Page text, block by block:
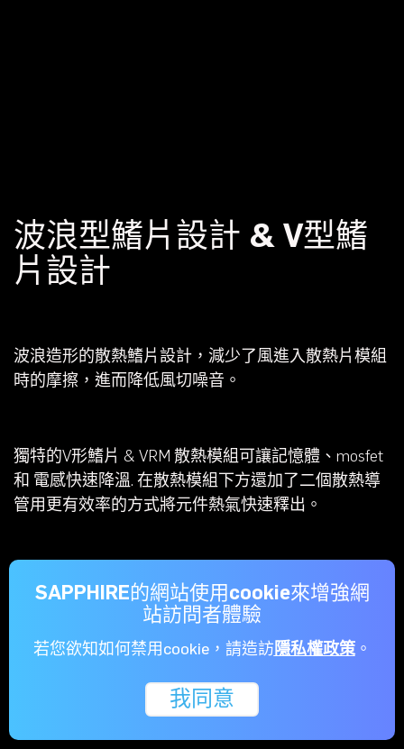
SAPPHIRE的網站使用cookie來增強網
站訪問者體驗
若您欲知如何禁用cookie，請造訪隱私權政策。
我同意
波浪型鰭片設計 & V型鰭
片設計
波浪造形的散熱鰭片設計，減少了風進入散熱片模組
時的摩擦，進而降低風切噪音。
獨特的V形鰭片 & VRM 散熱模組可讓記憶體、mosfet
和 電感快速降溫. 在散熱模組下方還加了二個散熱導
管用更有效率的方式將元件熱氣快速釋出。